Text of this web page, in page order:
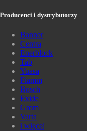
Producenci i dystrybutorzy
Banner
Centra
Enerblock
Tab
Yuasa
Fiamm
Bosch
Exide
Grom
Varta
i więcej